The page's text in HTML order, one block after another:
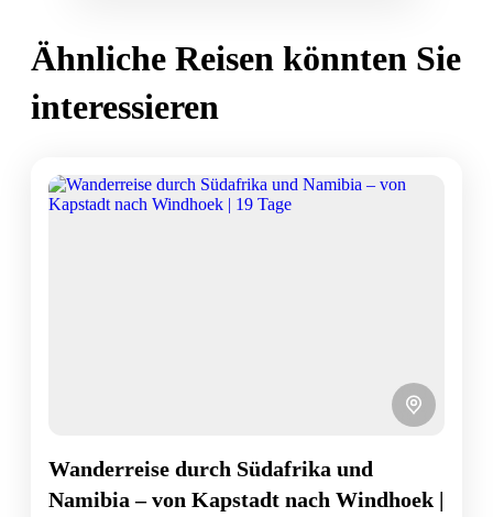
Ähnliche Reisen könnten Sie
interessieren
Wanderreise durch Südafrika und
Namibia – von Kapstadt nach Windhoek |